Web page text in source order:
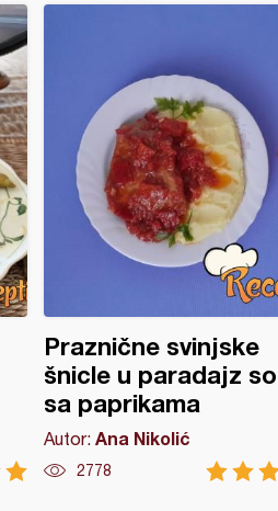
Praznične svinjske
šnicle u paradajz
sa paprikama
Autor: Ana Nikolić
2778